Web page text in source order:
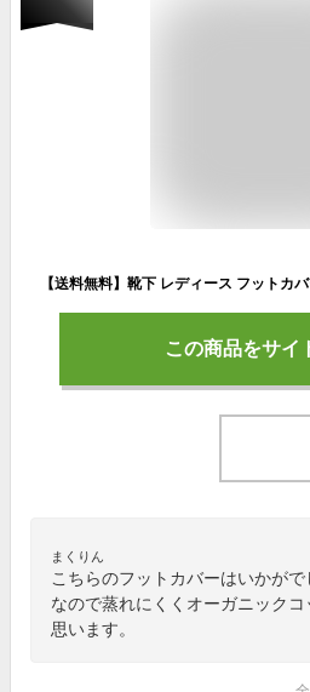
この商品をサイ
まくりん
こちらのフットカバーはいかが
なので蒸れにくくオーガニック
思います。